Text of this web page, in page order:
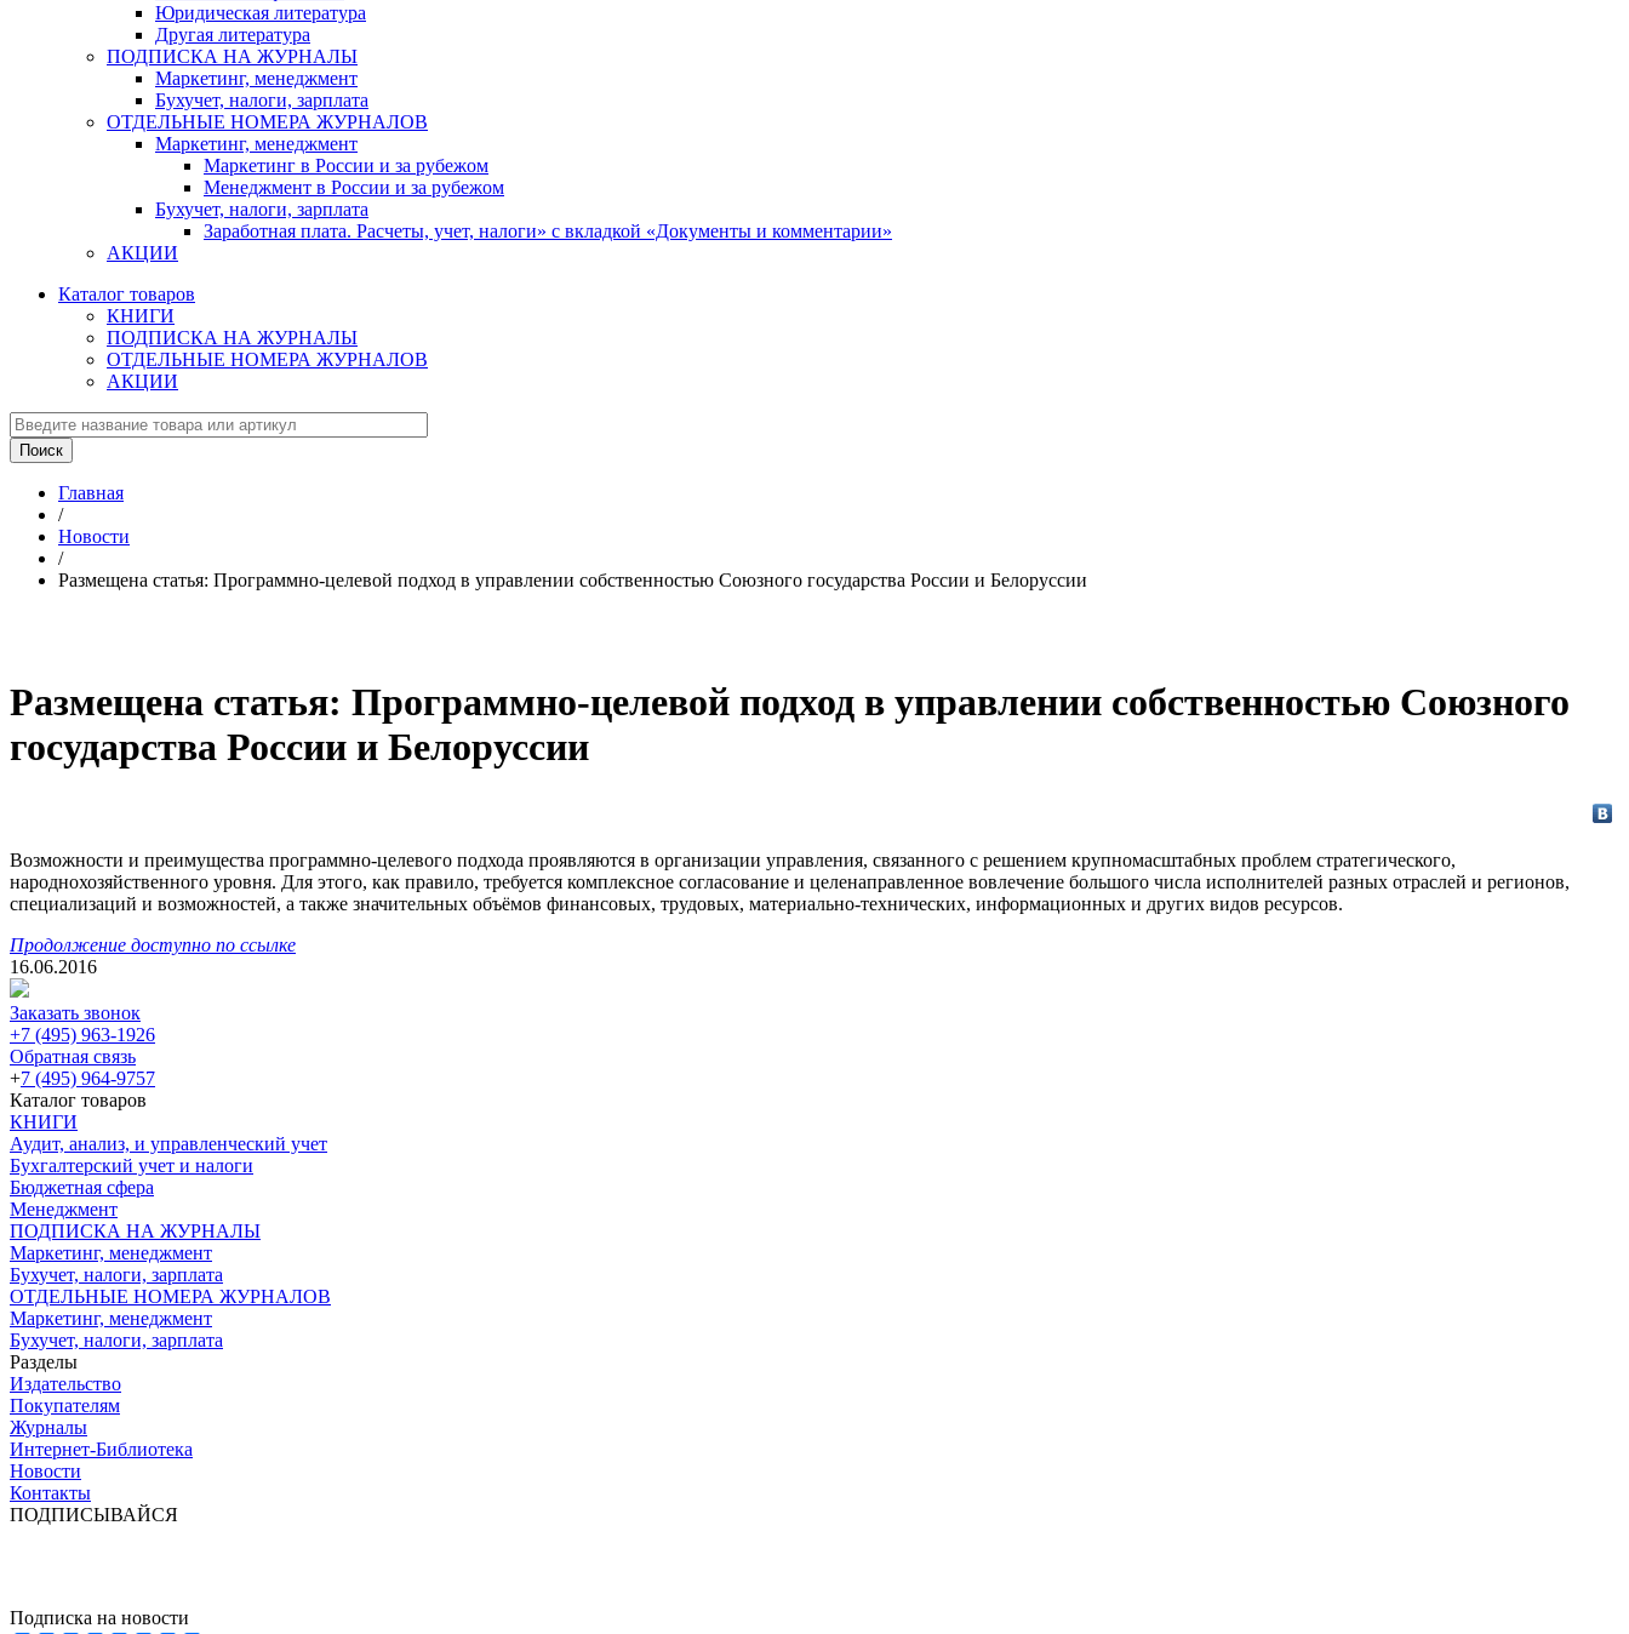
Юридическая литература
Другая литература
ПОДПИСКА НА ЖУРНАЛЫ
Маркетинг, менеджмент
Бухучет, налоги, зарплата
ОТДЕЛЬНЫЕ НОМЕРА ЖУРНАЛОВ
Маркетинг, менеджмент
Маркетинг в России и за рубежом
Менеджмент в России и за рубежом
Бухучет, налоги, зарплата
Заработная плата. Расчеты, учет, налоги» с вкладкой «Документы и комментарии»
АКЦИИ
Каталог товаров
КНИГИ
ПОДПИСКА НА ЖУРНАЛЫ
ОТДЕЛЬНЫЕ НОМЕРА ЖУРНАЛОВ
АКЦИИ
Главная
/
Новости
/
Размещена статья: Программно-целевой подход в управлении собственностью Союзного государства России и Белоруссии
Размещена статья: Программно-целевой подход в управлении собственностью Союзного
государства России и Белоруссии
Возможности и преимущества программно-целевого подхода проявляются в организации управления, связанного с решением крупномасштабных проблем стратегического,
народнохозяйственного уровня. Для этого, как правило, требуется комплексное согласование и целенаправленное вовлечение большого числа исполнителей разных отраслей и регионов,
специализаций и возможностей, а также значительных объёмов финансовых, трудовых, материально-технических, информационных и других видов ресурсов.
Продолжение доступно по ссылке
16.06.2016
Заказать звонок
+7 (495) 963-1926
Обратная связь
+7 (495) 964-9757
Каталог товаров
КНИГИ
Аудит, анализ, и управленческий учет
Бухгалтерский учет и налоги
Бюджетная сфера
Менеджмент
ПОДПИСКА НА ЖУРНАЛЫ
Маркетинг, менеджмент
Бухучет, налоги, зарплата
ОТДЕЛЬНЫЕ НОМЕРА ЖУРНАЛОВ
Маркетинг, менеджмент
Бухучет, налоги, зарплата
Разделы
Издательство
Покупателям
Журналы
Интернет-Библиотека
Новости
Контакты
ПОДПИСЫВАЙСЯ
Подписка на новости